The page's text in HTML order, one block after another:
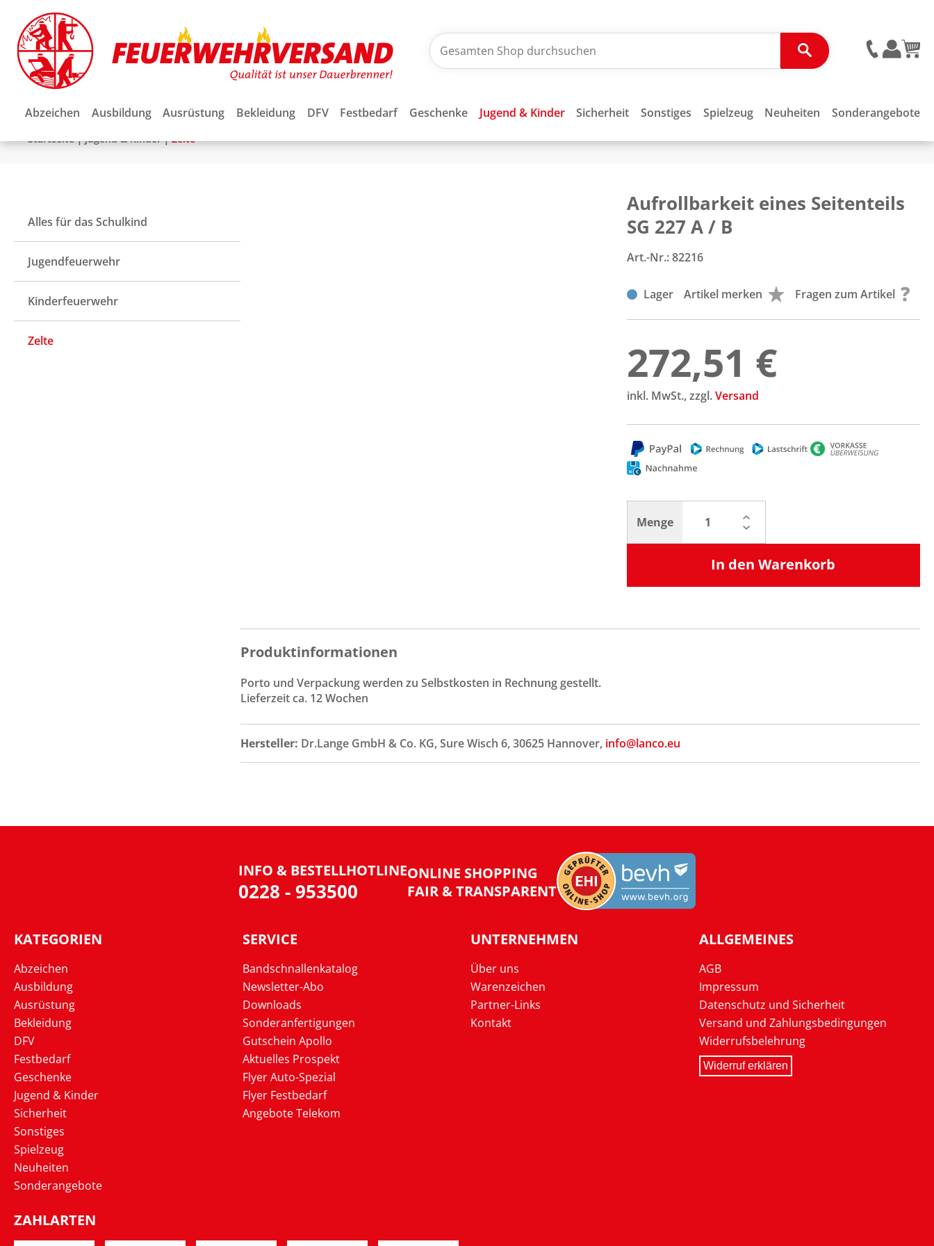
Abzeichen Ausbildung Ausrüstung Bekleidung DFV Festbedarf Geschenke Jugend & Kinder Sicherheit Sonstiges Spielzeug Neuheiten Sonderangebote
Startseite|Jugend & Kinder|Zelte
Alles für das Schulkind
Jugendfeuerwehr
Kinderfeuerwehr
Zelte
Aufrollbarkeit eines Seitenteils
SG 227 A / B
Art.-Nr.:82216
Lager Artikel merken Fragen zum Artikel
272,51 €
inkl. MwSt., zzgl.Versand
Menge
In den Warenkorb
Produktinformationen
Porto und Verpackung werden zu Selbstkosten in Rechnung gestellt.
Lieferzeit ca. 12 Wochen
Hersteller: Dr.Lange GmbH & Co. KG, Sure Wisch 6, 30625 Hannover, info@lanco.eu
INFO & BESTELLHOTLINE
0228 - 953500
ONLINE SHOPPING
FAIR & TRANSPARENT
KATEGORIEN
Abzeichen
Ausbildung
Ausrüstung
Bekleidung
DFV
Festbedarf
Geschenke
Jugend & Kinder
Sicherheit
Sonstiges
Spielzeug
Neuheiten
Sonderangebote
SERVICE
Bandschnallenkatalog
Newsletter-Abo
Downloads
Sonderanfertigungen
Gutschein Apollo
Aktuelles Prospekt
Flyer Auto-Spezial
Flyer Festbedarf
Angebote Telekom
UNTERNEHMEN
Über uns
Warenzeichen
Partner-Links
Kontakt
ALLGEMEINES
AGB
Impressum
Datenschutz und Sicherheit
Versand und Zahlungsbedingungen
Widerrufsbelehrung
Widerruf erklären
ZAHLARTEN